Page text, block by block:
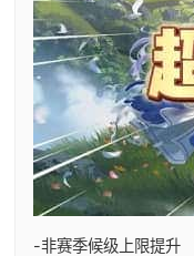
-非赛季候级上限提升